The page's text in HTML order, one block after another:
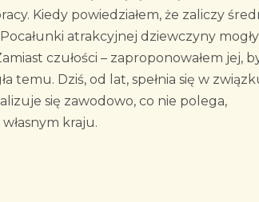
Kiedy powiedziałem, że zaliczy
atrakcyjnej dziewczyny mogły
czułości – zaproponowałem jej,
temu. Dziś, od lat, spełnia się w
się zawodowo, co nie polega,
kraju.